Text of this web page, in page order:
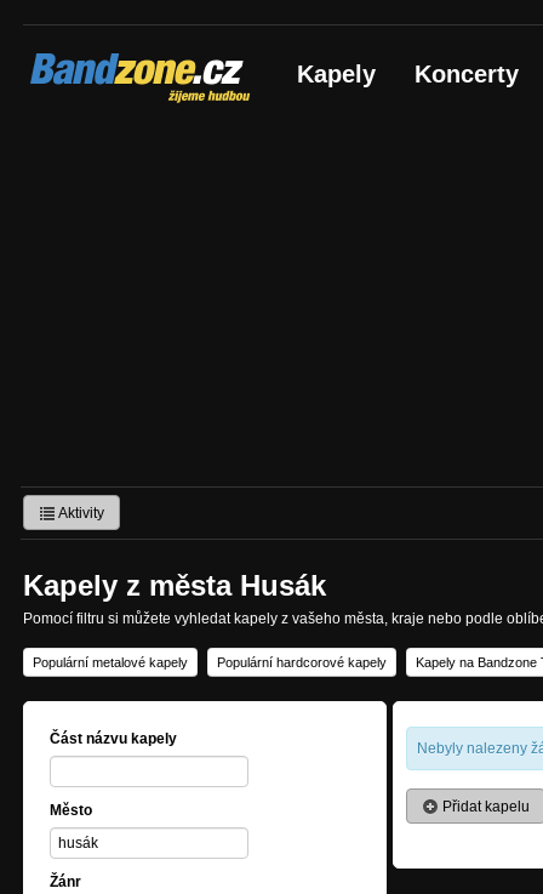
Bandzone.cz
žijeme hudbou Kapely Koncerty
Aktivity
Kapely z města Husák
Pomocí filtru si můžete vyhledat kapely z vašeho města, kraje nebo podle
Populární metalové kapely Populární hardcorové kapely Kapely na Bandzone
Část názvu kapely
Město
Žánr
Nebyly nalezeny
Přidat kapelu